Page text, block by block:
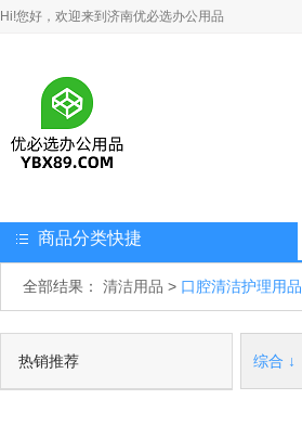
Hi!您好，欢迎来到济南优必选办公用品
商品分类快捷
全部结果： 清洁用品 > 口腔清洁护理用品
热销推荐 综合 ↓